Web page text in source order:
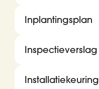
Inplantingsplan
Inspectieverslag
Installatiekeuring